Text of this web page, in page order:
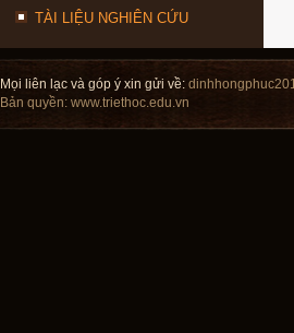
TÀI LIỆU NGHIÊN CỨU
Mọi liên lạc và góp ý xin gửi về:
Bản quyền: www.triethoc.edu.vn